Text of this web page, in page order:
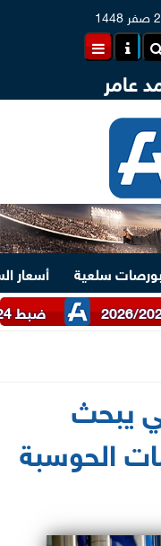
عامر
بورصات سلعية
أسعار
ضبط 24 طن دقيق أبيض وبلدي مدعم عبر شرطة التموين
يبحث
الحوسبة